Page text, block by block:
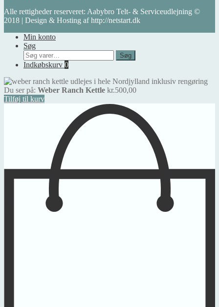
Alle rettigheder reserveret: Aabybro Telt- & Serviceudlejning ©
2018 | Design & Hosting af http://netstart.dk
Min konto
Søg
Søg
efter:
Søg
Indkøbskurv 0
Du ser på: Weber Ranch Kettle kr.500,00
Tilføj til kurv